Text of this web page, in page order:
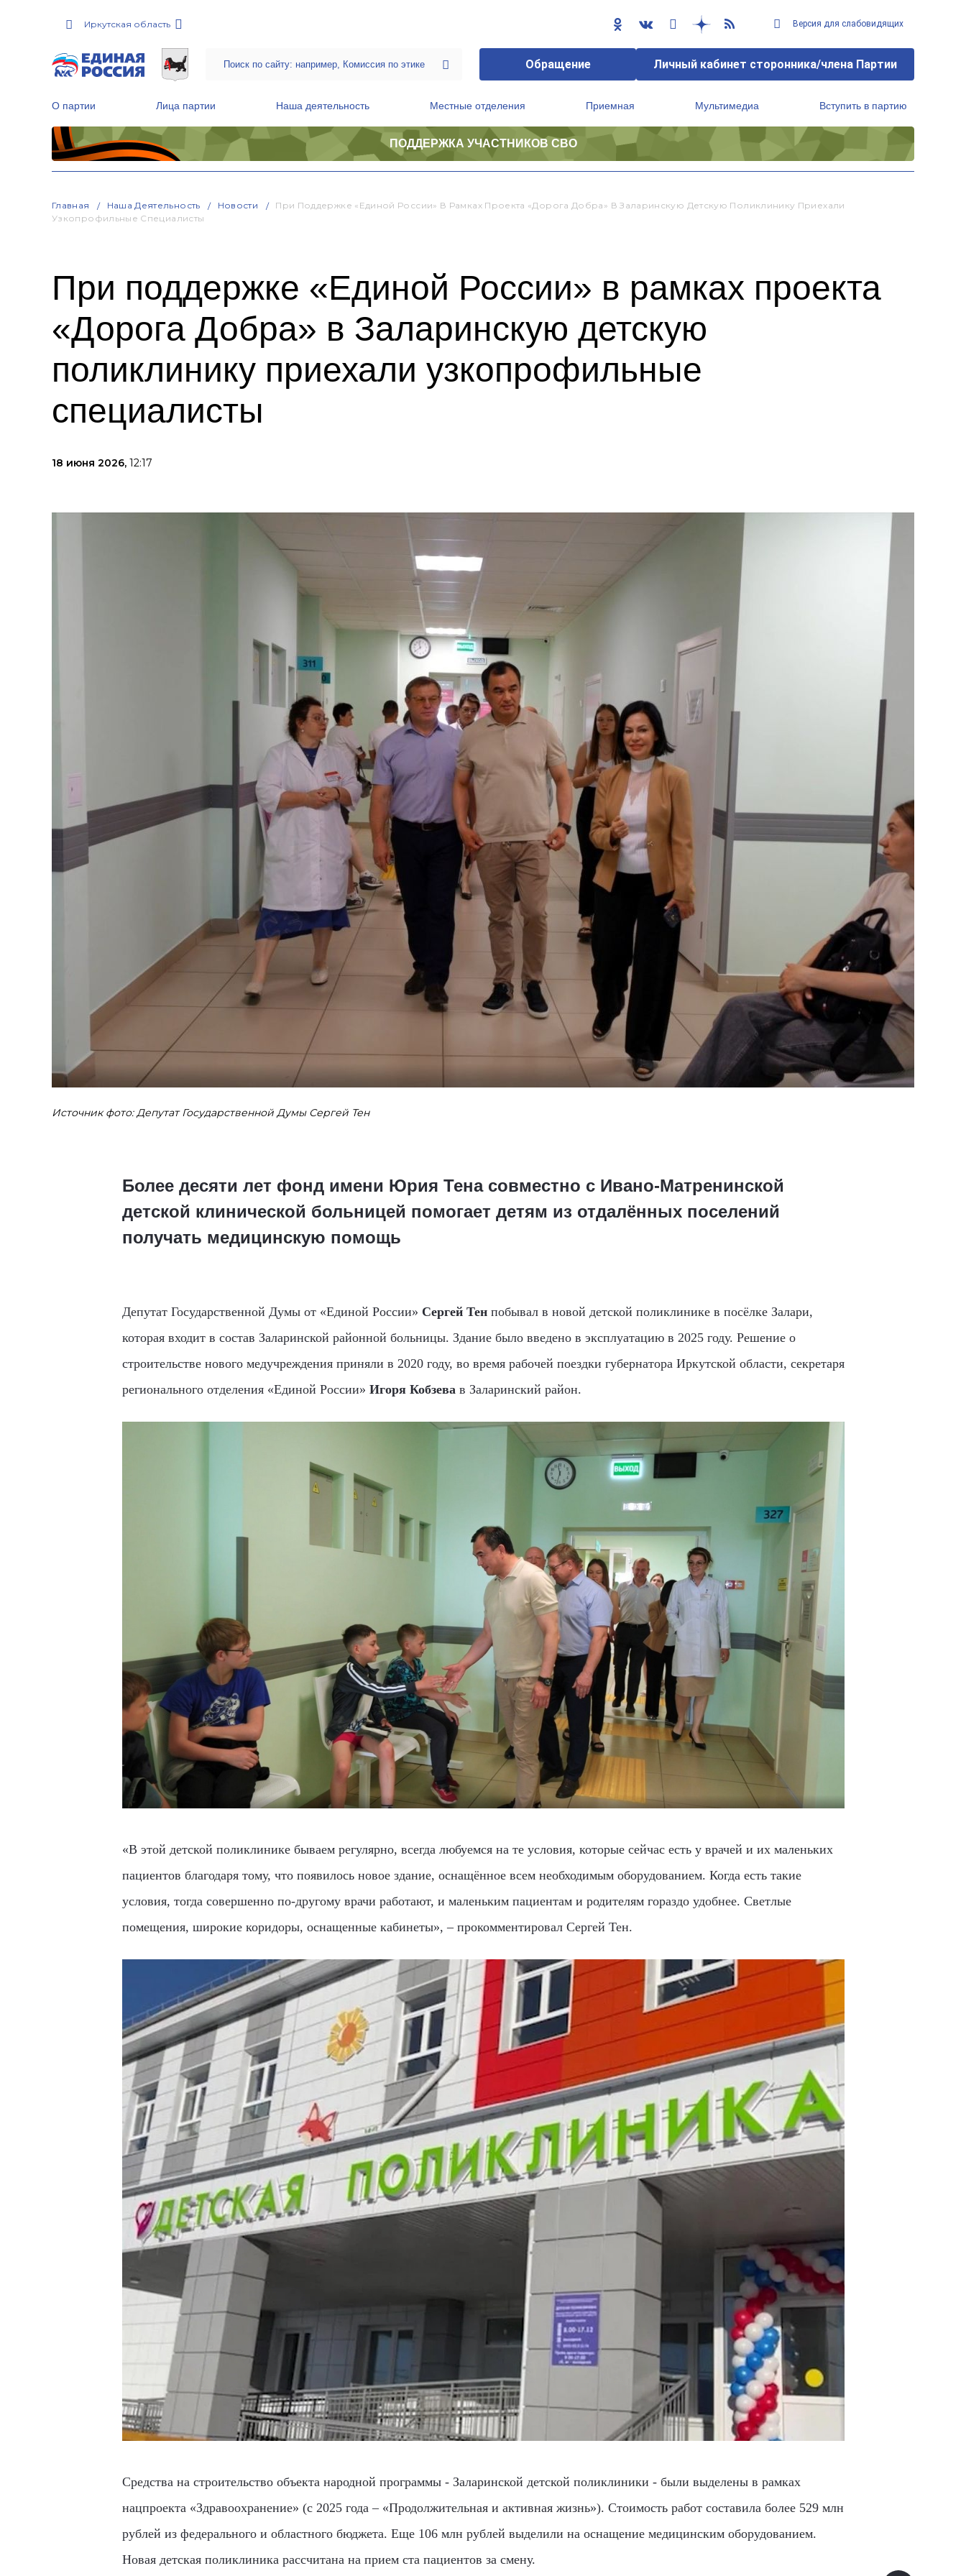
Иркутская область Версия для слабовидящих
Обращение Личный кабинет сторонника/члена Партии
О партии Лица партии Наша деятельность Местные отделения Приемная Мультимедиа Вступить в партию
ПОДДЕРЖКА УЧАСТНИКОВ СВО
Главная Наша Деятельность Новости
При Поддержке «Единой России» В Рамках Проекта «Дорога Добра» В Заларинскую Детскую Поликлинику Приехали
Узкопрофильные Специалисты
При поддержке «Единой России» в рамках проекта
«Дорога Добра» в Заларинскую детскую
поликлинику приехали узкопрофильные
специалисты
18 июня 2026, 12:17
Источник фото: Депутат Государственной Думы Сергей Тен
Более десяти лет фонд имени Юрия Тена совместно с Ивано-Матренинской
детской клинической больницей помогает детям из отдалённых поселений
получать медицинскую помощь
Депутат Государственной Думы от «Единой России» Сергей Тенпобывал в новой детской поликлинике в посёлке Залари,
которая входит в состав Заларинской районной больницы. Здание было введено в эксплуатацию в 2025 году. Решение о
строительстве нового медучреждения приняли в 2020 году, во время рабочей поездки губернатора Иркутской области, секретаря
регионального отделения «Единой России» Игоря Кобзевав Заларинский район.
«В этой детской поликлинике бываем регулярно, всегда любуемся на те условия, которые сейчас есть у врачей и их маленьких
пациентов благодаря тому, что появилось новое здание, оснащённое всем необходимым оборудованием. Когда есть такие
условия, тогда совершенно по-другому врачи работают, и маленьким пациентам и родителям гораздо удобнее. Светлые
помещения, широкие коридоры, оснащенные кабинеты»,–прокомментировал Сергей Тен.
Средства на строительство объекта народной программы - Заларинской детской поликлиники - были выделены в рамках
нацпроекта «Здравоохранение» (с 2025 года – «Продолжительная и активная жизнь»). Стоимость работ составила более 529 млн
рублей из федерального и областного бюджета. Еще 106 млн рублей выделили на оснащение медицинским оборудованием.
Новая детская поликлиника рассчитана на прием ста пациентов за смену.